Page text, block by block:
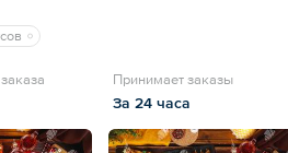
Принимает заказы
За 24 часа